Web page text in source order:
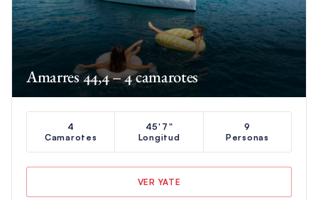
Amarres 44,4 – 4 camarotes
4
Camarotes
45'7"
Longitud
9
Personas
VER YATE